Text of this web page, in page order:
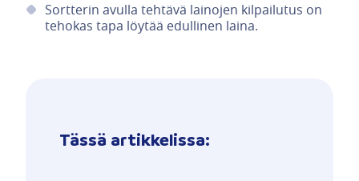
Sortterin avulla tehtävä lainojen kilpailutus on
tehokas tapa löytää edullinen laina.
Tässä artikkelissa: